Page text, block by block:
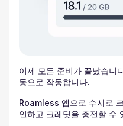
이제 모든 준비가 끝났습니
동으로 작동합니다.
Roamless 앱으로 수시로
인하고 크레딧을 충전할 수